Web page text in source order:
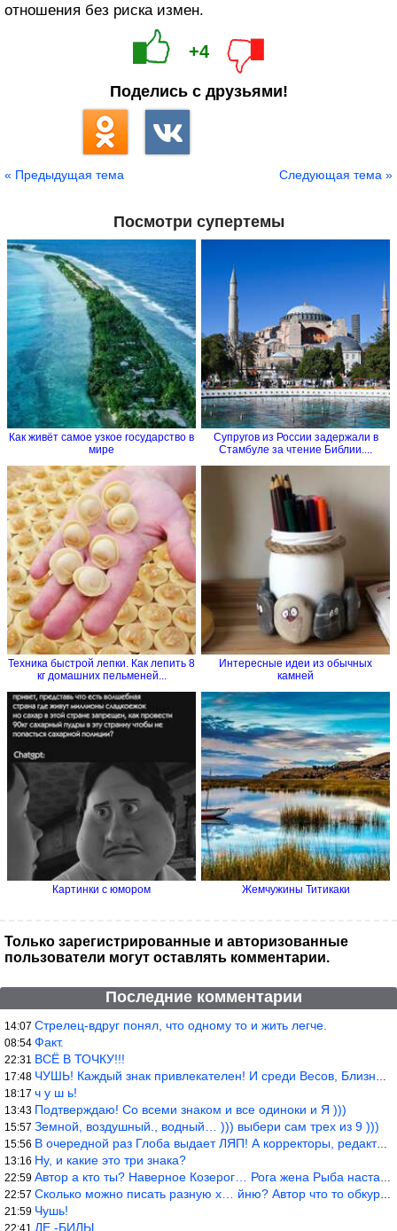
отношения без риска измен.
+4
Поделись с друзьями!
« Предыдущая тема Следующая тема »
Посмотри супертемы
Как живёт самое узкое государство в
мире
Супругов из России задержали в
Стамбуле за чтение Библии....
Техника быстрой лепки. Как лепить 8
кг домашних пельменей...
Интересные идеи из обычных
камней
Картинки с юмором Жемчужины Титикаки
Только зарегистрированные и авторизованные
пользователи могут оставлять комментарии.
Последние комментарии
14:07 Стрелец-вдруг понял, что одному то и жить легче.
08:54 Факт.
22:31 ВСЁ В ТОЧКУ!!!
17:48 ЧУШЬ! Каждый знак привлекателен! И среди Весов, Близнецов встреч
18:17 ч у ш ь!
13:43 Подтверждаю! Со всеми знаком и все одиноки и Я )))
15:57 Земной, воздушный., водный… ))) выбери сам трех из 9 )))
15:56 В очередной раз Глоба выдает ЛЯП! А корректоры, редакторы пропус
13:16 Ну, и какие это три знака?
22:59 Автор а кто ты? Наверное Козерог… Рога жена Рыба наставила ))
22:57 Сколько можно писать разную х… йню? Автор что то обкурился?
21:59 Чушь!
22:41 ДЕ -БИЛЫ.